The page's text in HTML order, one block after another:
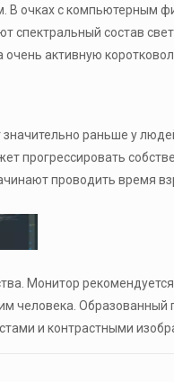
В очках с компьютерным
состав
активную
раньше у
прогрессировать
проводить время
Монитор
человека. Образованный
и контрастными